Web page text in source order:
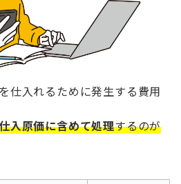
仕入れるために発生する費用
入原価に含めて処理するのが